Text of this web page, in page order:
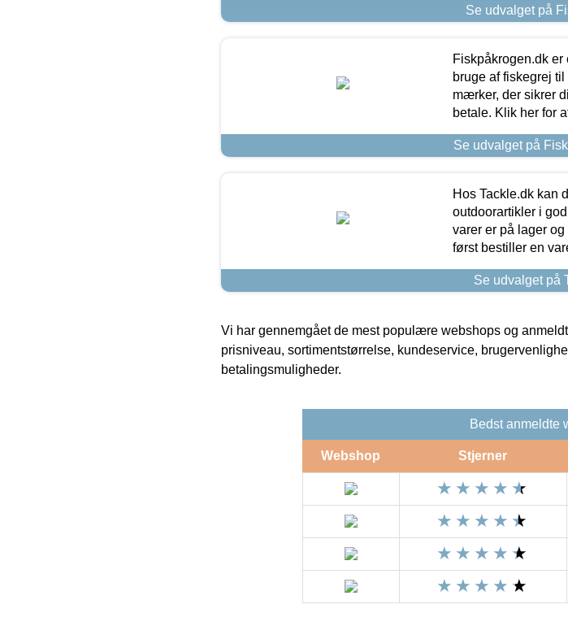
Se udvalget på
Fiskpåkrogen.dk
bruge af fiskegrej
mærker, der sikrer
betale. Klik her for
Se udvalget på
Hos Tackle.dk kan
outdoorartikler i
varer er på lager
først bestiller en
Se udvalget på
Vi har gennemgået de mest populære webshops og
prisniveau, sortimentstørrelse, kundeservice,
betalingsmuligheder.
Bedst anmeldte
Webshop Stjerner